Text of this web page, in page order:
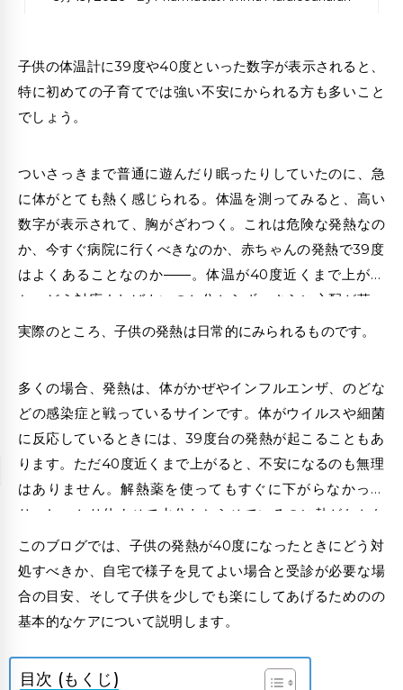
子供の体温計に39度や40度といった数字が表示されると、
特に初めての子育てでは強い不安にかられる方も多いこと
でしょう。
ついさっきまで普通に遊んだり眠ったりしていたのに、急
に体がとても熱く感じられる。体温を測ってみると、高い
数字が表示されて、胸がざわつく。これは危険な発熱なの
か、今すぐ病院に行くべきなのか、 赤ちゃんの発熱で39度
はよくあることなのか――。体温が40度近くまで上がる
と、どう対応すればよいのか分からず、さらに心配が募っ
たりします。
実際のところ、子供の発熱は日常的にみられるものです。
多くの場合、発熱は、体がかぜやインフルエンザ、のどな
どの感染症と戦っているサインです。体がウイルスや細菌
に反応しているときには、39度台の発熱が起こることもあ
ります。ただ40度近くまで上がると、不安になるのも無理
はありません。解熱薬を使ってもすぐに下がらなかった
り、しっかり休ませて水分もとらせているのに熱がなかな
か引かない場合には、心配になる方も多いでしょう。
このブログでは、子供の発熱が40度になったときにどう対
処すべきか、自宅で様子を見てよい場合と受診が必要な場
合の目安、そして子供を少しでも楽にしてあげるためのの
基本的なケアについて説明します。
目次 (もくじ)